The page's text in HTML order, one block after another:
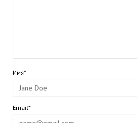
Имя*
Email*